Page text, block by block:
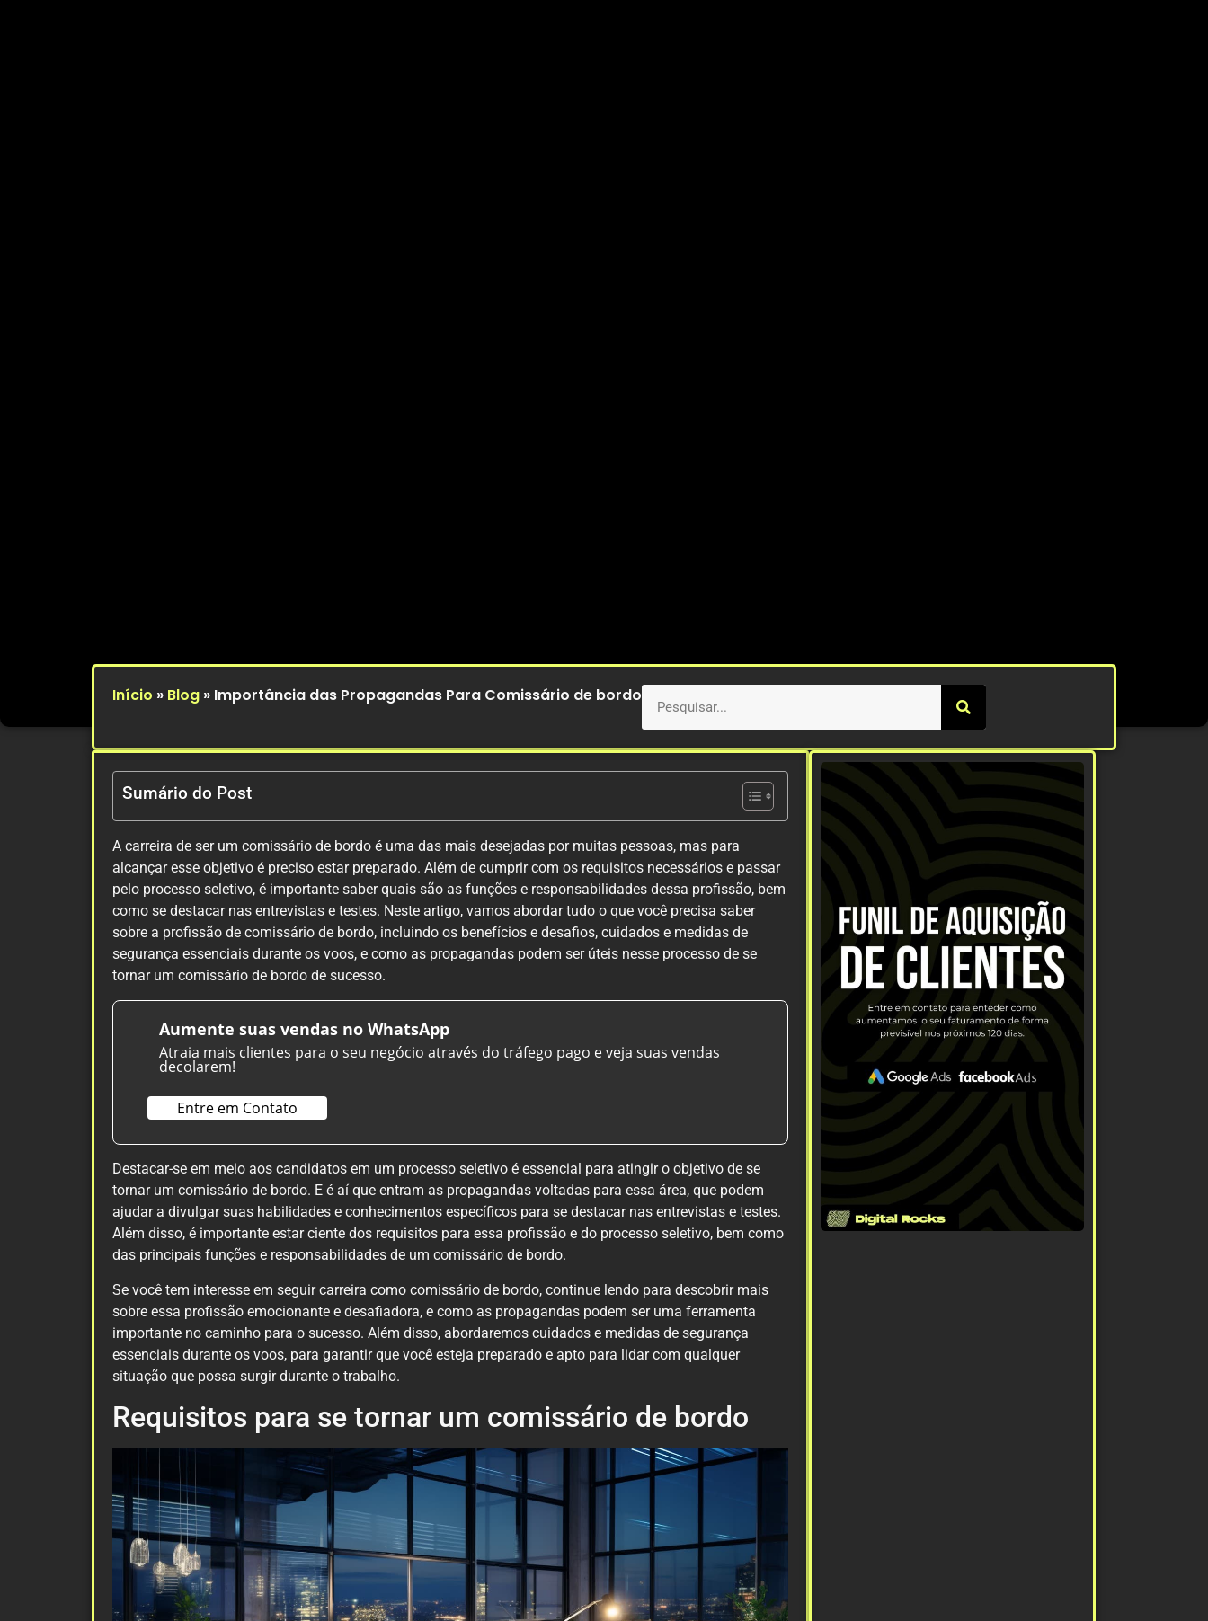
Início » Blog » Importância das Propagandas Para Comissário de bordo
Sumário do Post
A carreira de ser um comissário de bordo é uma das mais desejadas por muitas pessoas, mas para
alcançar esse objetivo é preciso estar preparado. Além de cumprir com os requisitos necessários e passar
pelo processo seletivo, é importante saber quais são as funções e responsabilidades dessa profissão, bem
como se destacar nas entrevistas e testes. Neste artigo, vamos abordar tudo o que você precisa saber
sobre a profissão de comissário de bordo, incluindo os benefícios e desafios, cuidados e medidas de
segurança essenciais durante os voos, e como as propagandas podem ser úteis nesse processo de se
tornar um comissário de bordo de sucesso.
Aumente suas vendas no WhatsApp
Atraia mais clientes para o seu negócio através do tráfego pago e veja suas vendas
decolarem!
Entre em Contato
Destacar-se em meio aos candidatos em um processo seletivo é essencial para atingir o objetivo de se
tornar um comissário de bordo. E é aí que entram as propagandas voltadas para essa área, que podem
ajudar a divulgar suas habilidades e conhecimentos específicos para se destacar nas entrevistas e testes.
Além disso, é importante estar ciente dos requisitos para essa profissão e do processo seletivo, bem como
das principais funções e responsabilidades de um comissário de bordo.
Se você tem interesse em seguir carreira como comissário de bordo, continue lendo para descobrir mais
sobre essa profissão emocionante e desafiadora, e como as propagandas podem ser uma ferramenta
importante no caminho para o sucesso. Além disso, abordaremos cuidados e medidas de segurança
essenciais durante os voos, para garantir que você esteja preparado e apto para lidar com qualquer
situação que possa surgir durante o trabalho.
Requisitos para se tornar um comissário de bordo